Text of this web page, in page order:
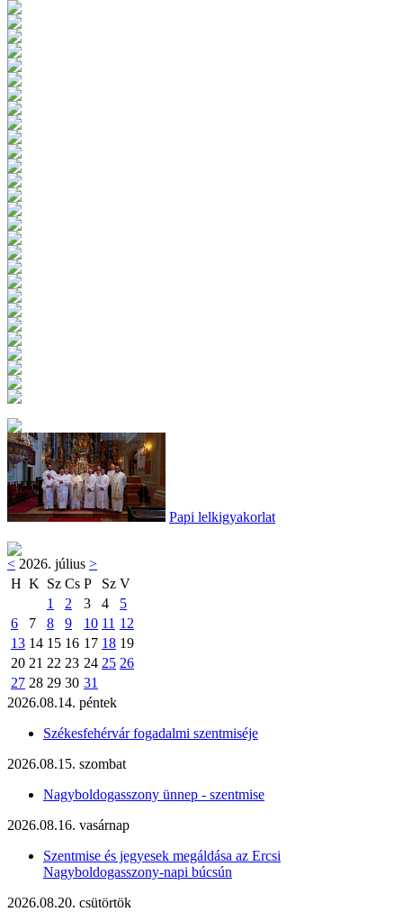
Papi lelkigyakorlat
< 2026. július >
H K Sz Cs P Sz V
1
2 3 4
5
6
7 8 9 10 11 12
13 14 15 16 17 18 19
20 21 22 23 24 25 26
27 28 29 30 31
2026.08.14. péntek
Székesfehérvár fogadalmi szentmiséje
2026.08.15. szombat
Nagyboldogasszony ünnep - szentmise
2026.08.16. vasárnap
Szentmise és jegyesek megáldása az Ercsi
Nagyboldogasszony-napi búcsún
2026.08.20. csütörtök